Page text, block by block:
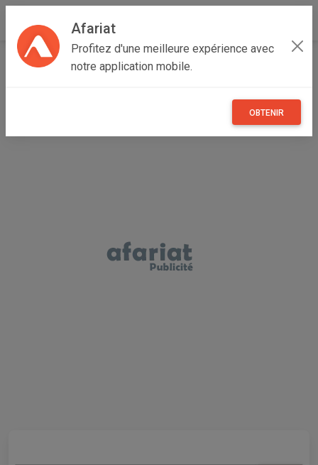
Afariat
Profitez d'une meilleure expérience avec
notre application mobile.
OBTENIR
Accueil Recherche Professionnel